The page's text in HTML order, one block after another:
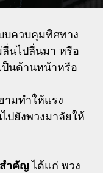
บควบคุมทิศทาง
ลื่นไปลื่นมา หรือ
ป็นด้านหน้าหรือ
ามทำให้แรง
ปยังพวงมาลัยให้
ำคัญ ได้แก่ พวง